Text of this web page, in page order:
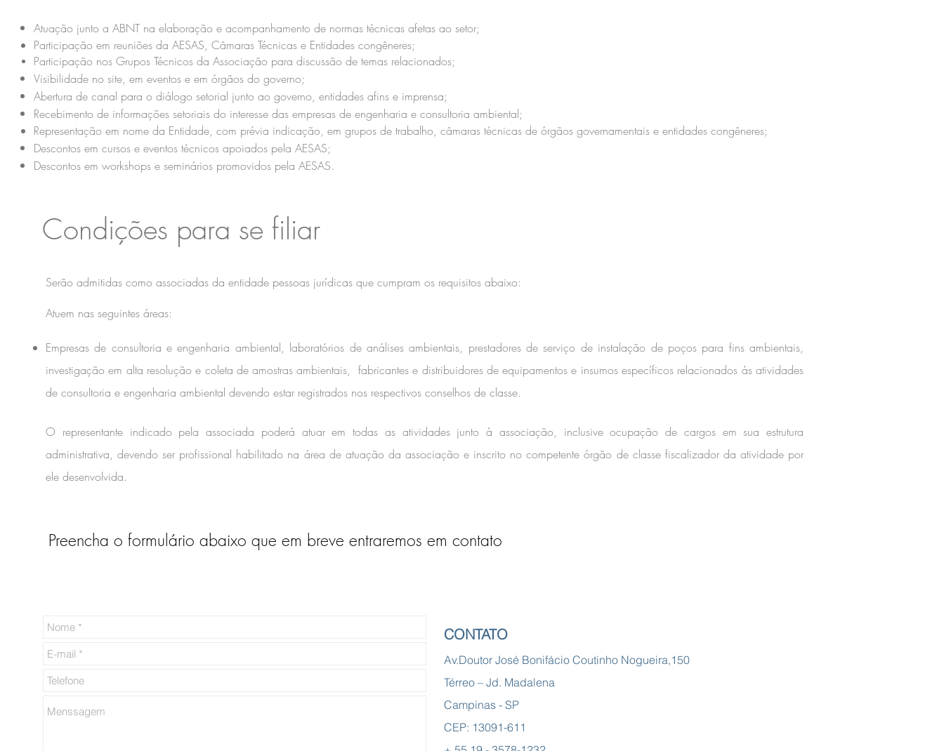
Atuação junto a ABNT na elaboração e acompanhamento de normas técnicas afetas ao setor;
Participação em reuniões da AESAS, Câmaras Técnicas e Entidades congêneres;
Participação nos Grupos Técnicos da Associação para discussão de temas relacionados;
Visibilidade no site, em eventos e em órgãos do governo;
Abertura de canal para o diálogo setorial junto ao governo, entidades afins e imprensa;
Recebimento de informações setoriais do interesse das empresas de engenharia e consultoria ambiental;
Representação em nome da Entidade, com prévia indicação, em grupos de trabalho, câmaras técnicas de órgãos governamentais e entidades congêneres;
Descontos em cursos e eventos técnicos apoiados pela AESAS;
Descontos em workshops e seminários promovidos pela AESAS.
Condições para se filiar
Serão admitidas como associadas da entidade pessoas jurídicas que cumpram os requisitos abaixo:
Atuem nas seguintes áreas:​
Empresas de consultoria e engenharia ambiental, laboratórios de análises ambientais, prestadores de serviço de instalação de poços para fins ambientais,
investigação em alta resolução e coleta de amostras ambientais, fabricantes e distribuidores de equipamentos e insumos específicos relacionados às atividades
de consultoria e engenharia ambiental devendo estar registrados nos respectivos conselhos de classe.
O representante indicado pela associada poderá atuar em todas as atividades junto à associação, inclusive ocupação de cargos em sua estrutura
administrativa, devendo ser profissional habilitado na área de atuação da associação e inscrito no competente órgão de classe fiscalizador da atividade por
ele desenvolvida.
Preencha o formulário abaixo que em breve entraremos em contato
CONTATO
Av.Doutor José Bonifácio Coutinho Nogueira,150
Térreo – Jd. Madalena
Campinas - SP
CEP: 13091-611